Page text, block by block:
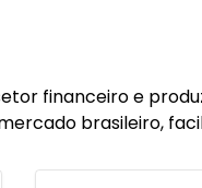
financeiro e
brasileiro,